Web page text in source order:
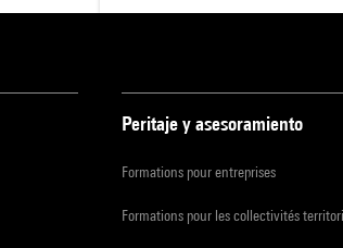
Peritaje y asesoramiento
Formations pour entreprises
Formations pour les collectivités